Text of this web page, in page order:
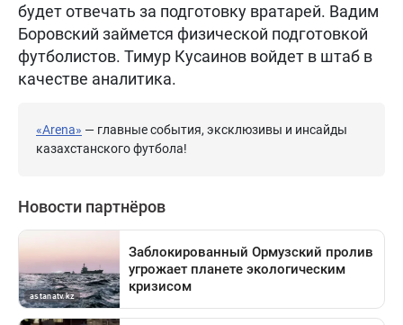
будет отвечать за подготовку вратарей. Вадим
Боровский займется физической подготовкой
футболистов. Тимур Кусаинов войдет в штаб в
качестве аналитика.
«Arena» — главные события, эксклюзивы и инсайды
казахстанского футбола!